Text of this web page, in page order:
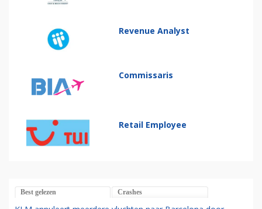
Revenue Analyst
Commissaris
Retail Employee
Best gelezen Crashes